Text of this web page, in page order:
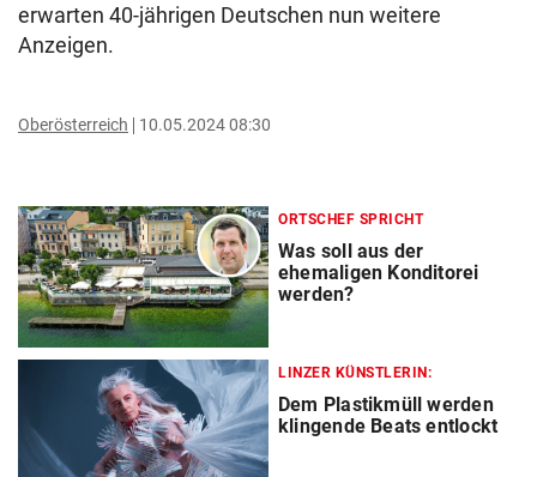
erwarten 40-jährigen Deutschen nun weitere
Anzeigen.
Oberösterreich 10.05.2024 08:30
ORTSCHEF SPRICHT
Was soll aus der
ehemaligen Konditorei
werden?
LINZER KÜNSTLERIN:
Dem Plastikmüll werden
klingende Beats entlockt